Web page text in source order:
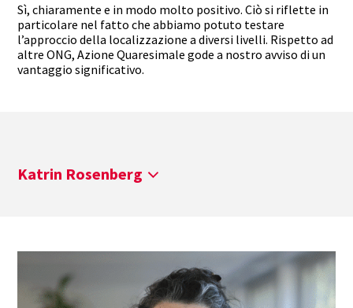
Sì, chiaramente e in modo molto positivo. Ciò si riflette in
particolare nel fatto che abbiamo potuto testare
l’approccio della localizzazione a diversi livelli. Rispetto ad
altre ONG, Azione Quaresimale gode a nostro avviso di un
vantaggio significativo.
Katrin Rosenberg